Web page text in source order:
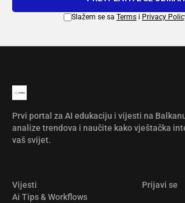
Slažem se sa Terms i Privacy
Prvi portal za AI edukaciju i vijesti na
analize trendova i naučite kako vještačka
vaš svijet.
Vijesti
Ai Tips & Workflows
Prijavi se